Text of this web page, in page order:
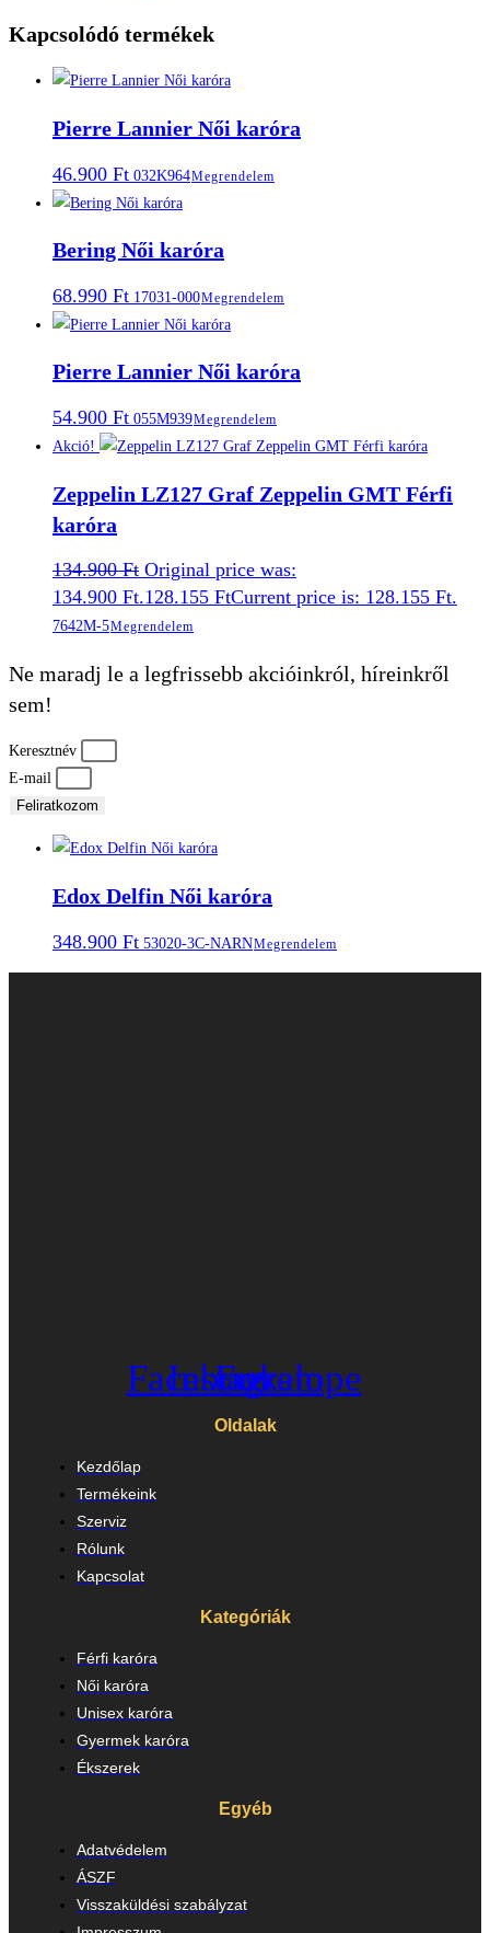
Kapcsolódó termékek
Pierre Lannier Női karóra
46.900 Ft 032K964Megrendelem
Bering Női karóra
68.990 Ft 17031-000Megrendelem
Pierre Lannier Női karóra
54.900 Ft 055M939Megrendelem
Akció!
Zeppelin LZ127 Graf Zeppelin GMT Férfi
karóra
134.900Ft Original price was:
134.900 Ft.128.155 FtCurrent price is: 128.155 Ft.
7642M-5Megrendelem
Ne maradj le a legfrissebb akcióinkról, híreinkről
sem!
Keresztnév
E-mail
Feliratkozom
Edox Delfin Női karóra
348.900 Ft 53020-3C-NARNMegrendelem
Facebook
Instagram
Envelope
Oldalak
Kezdőlap
Termékeink
Szerviz
Rólunk
Kapcsolat
Kategóriák
Férfi karóra
Női karóra
Unisex karóra
Gyermek karóra
Ékszerek
Egyéb
Adatvédelem
ÁSZF
Visszaküldési szabályzat